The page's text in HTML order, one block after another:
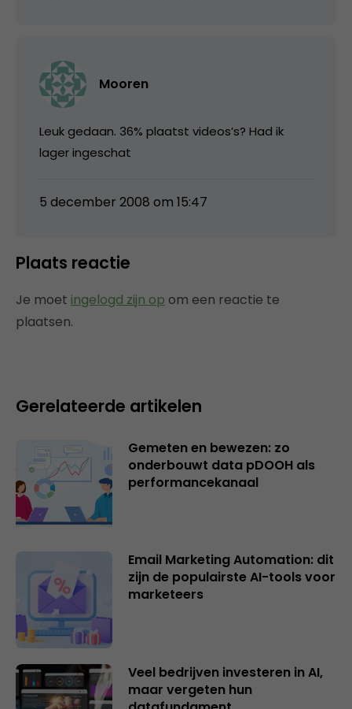
Mooren
Leuk gedaan. 36% plaatst videos’s? Had ik
lager ingeschat
5 december 2008 om 15:47
Plaats reactie
Je moet ingelogd zijn op om een reactie te
plaatsen.
Gerelateerde artikelen
Gemeten en bewezen: zo
onderbouwt data pDOOH als
performancekanaal
Email Marketing Automation: dit
zijn de populairste AI-tools voor
marketeers
Veel bedrijven investeren in AI,
maar vergeten hun